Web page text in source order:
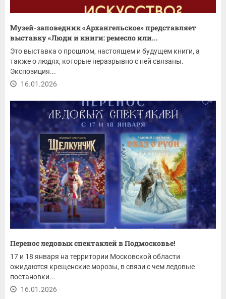
Музей-заповедник «Архангельское» представляет
выставку «Люди и книги: ремесло или...
Это выставка о прошлом, настоящем и будущем книги, а
также о людях, которые неразрывно с ней связаны.
Экспозиция...
16.01.2026
Перенос ледовых спектаклей в Подмосковье!
17 и 18 января на территории Московской области
ожидаются крещенские морозы, в связи с чем ледовые
постановки...
16.01.2026